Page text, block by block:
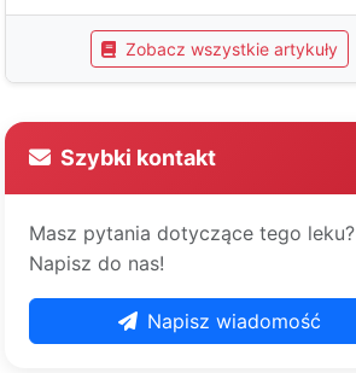
Zobacz wszystkie artykuły
Szybki kontakt
Masz pytania dotyczące tego leku?
Napisz do nas!
Napisz wiadomość